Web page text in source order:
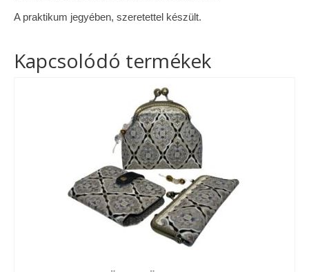
A praktikum jegyében, szeretettel készült.
Kapcsolódó termékek